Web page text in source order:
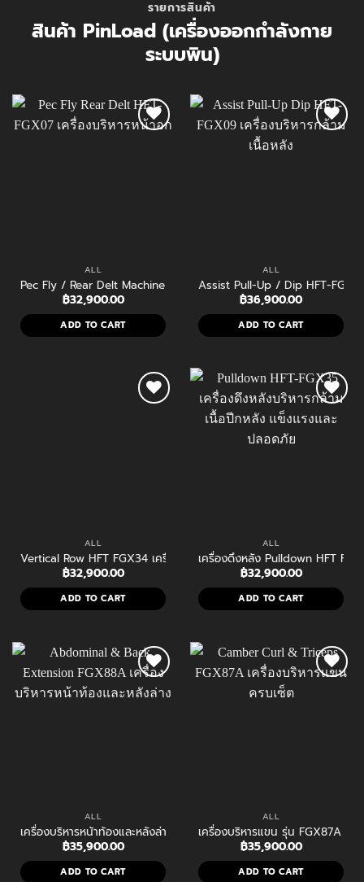
รายการสินค้า
สินค้า PinLoad (เครื่องออกกำลังกาย
ระบบพิน)
ALL
Pec Fly / Rear Delt Machine HFT-FGX07 เครื่องบริหารหน้าอกและ
฿32,900.00
ADD TO CART
ALL
Assist Pull-Up / Dip HFT-
฿36,900.00
ADD TO CART
ALL
Vertical Row HFT FGX34 เครื่องบริหารกล้ามเนื้อหลังส่วนบน ไหล่ แล
฿32,900.00
ADD TO CART
ALL
เครื่องดึงหลัง Pulldown HFT
฿32,900.00
ADD TO CART
ALL
เครื่องบริหารหน้าท้องและหลังล่าง Abdominal & Back Extension
฿35,900.00
ADD TO CART
ALL
เครื่องบริหารแขน รุ่น FGX87A แ
฿35,900.00
ADD TO CART